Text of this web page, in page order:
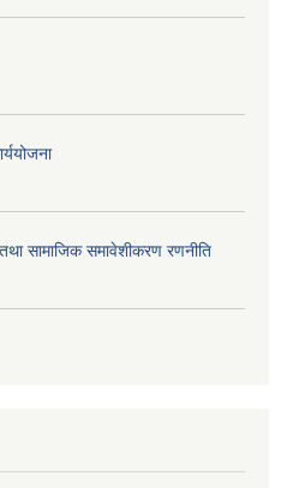
सामाजिक समावेशीकरण रणनीति